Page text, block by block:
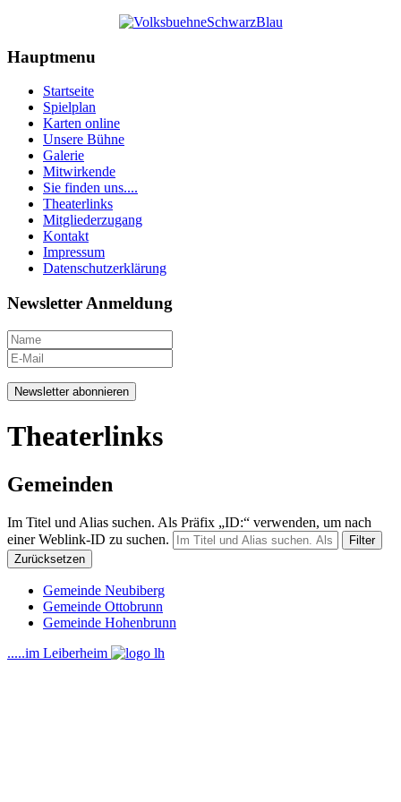
Hauptmenu
Startseite
Spielplan
Karten online
Unsere Bühne
Galerie
Mitwirkende
Sie finden uns....
Theaterlinks
Mitgliederzugang
Kontakt
Impressum
Datenschutzerklärung
Newsletter Anmeldung
Newsletter abonnieren
Theaterlinks
Gemeinden
Im Titel und Alias suchen. Als Präfix „ID:“ verwenden, um nach
einer Weblink-ID zu suchen.
Filter
Zurücksetzen
Gemeinde Neubiberg
Gemeinde Ottobrunn
Gemeinde Hohenbrunn
.....im Leiberheim